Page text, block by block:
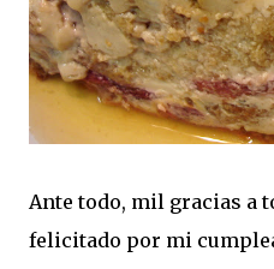
Ante todo, mil gracias a
felicitado por mi